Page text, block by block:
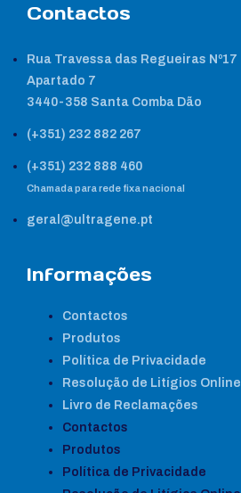
Contactos
Rua Travessa das Regueiras Nº17
Apartado 7
3440-358 Santa Comba Dão
(+351) 232 882 267
(+351) 232 888 460
Chamada para rede fixa nacional
geral@ultragene.pt
Informações
Contactos
Produtos
Política de Privacidade
Resolução de Litígios Online
Livro de Reclamações
Contactos
Produtos
Política de Privacidade